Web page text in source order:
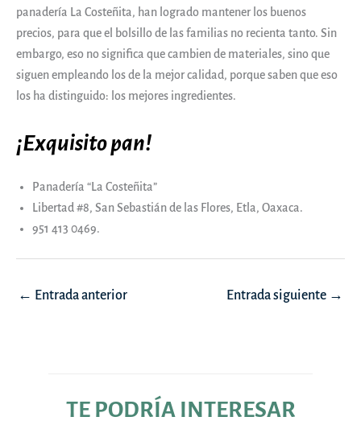
panadería La Costeñita, han logrado mantener los buenos
precios, para que el bolsillo de las familias no recienta tanto. Sin
embargo, eso no significa que cambien de materiales, sino que
siguen empleando los de la mejor calidad, porque saben que eso
los ha distinguido: los mejores ingredientes.
¡Exquisito pan!
Panadería “La Costeñita”
Libertad #8, San Sebastián de las Flores, Etla, Oaxaca.
951 413 0469.
Navegación
← Entrada anterior Entrada siguiente →
TE PODRÍA INTERESAR